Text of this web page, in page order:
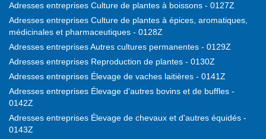
Adresses entreprises Culture de plantes à boissons - 0127Z
Adresses entreprises Culture de plantes à épices, aromatiques,
médicinales et pharmaceutiques - 0128Z
Adresses entreprises Autres cultures permanentes - 0129Z
Adresses entreprises Reproduction de plantes - 0130Z
Adresses entreprises Élevage de vaches laitières - 0141Z
Adresses entreprises Élevage d'autres bovins et de buffles -
0142Z
Adresses entreprises Élevage de chevaux et d'autres équidés -
0143Z